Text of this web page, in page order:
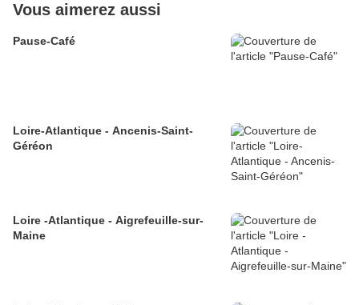
Vous aimerez aussi
Pause-Café
Loire-Atlantique - Ancenis-Saint-
Géréon
Loire -Atlantique - Aigrefeuille-sur-
Maine